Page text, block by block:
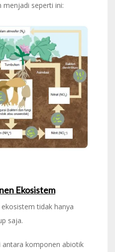
menjadi seperti ini:
Ekosistem
tidak hanya
saja.
komponen abiotik